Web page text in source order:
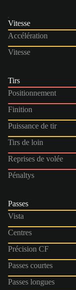
Vitesse
Accélération
Vitesse
Tirs
Positionnement
Finition
Puissance de tir
Tirs de loin
Reprises de volée
Pénaltys
Passes
Vista
Centres
Précision CF
Passes courtes
Passes longues